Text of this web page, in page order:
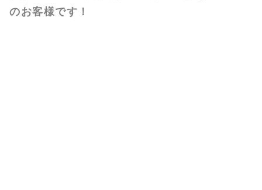
のお客様です！